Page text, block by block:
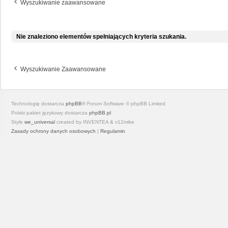
Wyszukiwanie zaawansowane
Nie znaleziono elementów spełniających kryteria szukania.
Wyszukiwanie Zaawansowane
Technologię dostarcza phpBB® Forum Software © phpBB Limited
Polski pakiet językowy dostarcza phpBB.pl
Style we_universal created by INVENTEA & v12mike
Zasady ochrony danych osobowych | Regulamin